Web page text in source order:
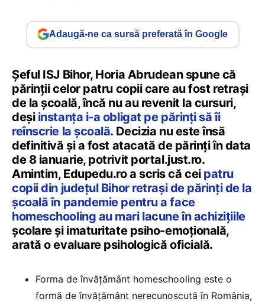
Adaugă-ne ca sursă preferată în Google
Șeful ISJ Bihor, Horia Abrudean spune că
părinții celor patru copii care au fost retrași
de la școală, încă nu au revenit la cursuri,
deși instanța i-a obligat pe părinți să îi
reînscrie la școală. Decizia nu este însă
definitivă și a fost atacată de părinți în data
de 8 ianuarie, potrivit portal.just.ro.
Amintim, Edupedu.ro a scris că cei patru
copii din județul Bihor retrași de părinți de la
școală în pandemie pentru a face
homeschooling au mari lacune în achiziţiile
şcolare și imaturitate psiho-emoţională,
arată o evaluare psihologică oficială.
Forma de învățământ homeschooling este o
formă de învățământ nerecunoscută în România,